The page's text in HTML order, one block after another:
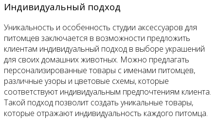
Индивидуальный подход
Уникальность и особенность студии аксессуаров для
питомцев заключается в возможности предложить
клиентам индивидуальный подход в выборе украшений
для своих домашних животных. Можно предлагать
персонализированные товары с именами питомцев,
различные узоры и цветовые схемы, которые
соответствуют индивидуальным предпочтениям клиента.
Такой подход позволит создать уникальные товары,
которые отражают индивидуальность каждого питомца.